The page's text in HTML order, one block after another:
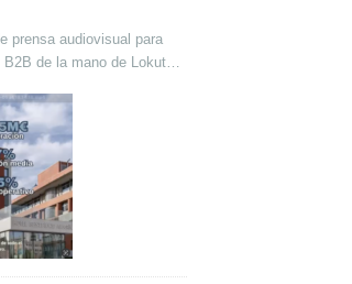
prensa audiovisual para
de la mano de Lokutor